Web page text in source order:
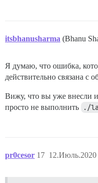
itsbhanusharma (Bhanu
Я думаю, что ошибка,
действительно связана с
Вижу, что вы уже внесли
просто не выполнить
./
pr0cesor 12.Июль.2020
17